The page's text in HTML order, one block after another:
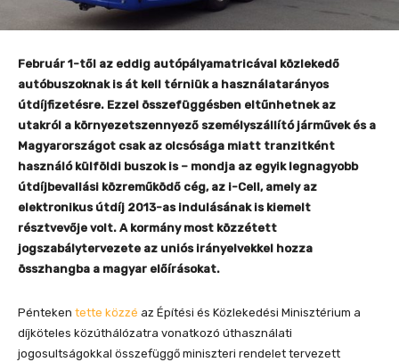
Február 1-től az eddig autópályamatricával közlekedő
autóbuszoknak is át kell térniük a használatarányos
útdíjfizetésre. Ezzel összefüggésben eltűnhetnek az
utakról a környezetszennyező személyszállító járművek és a
Magyarországot csak az olcsósága miatt tranzitként
használó külföldi buszok is – mondja az egyik legnagyobb
útdíjbevallási közreműködő cég, az i-Cell, amely az
elektronikus útdíj 2013-as indulásának is kiemelt
résztvevője volt. A kormány most közzétett
jogszabálytervezete az uniós irányelvekkel hozza
összhangba a magyar előírásokat.
Pénteken tette közzé az Építési és Közlekedési Minisztérium a
díjköteles közúthálózatra vonatkozó úthasználati
jogosultságokkal összefüggő miniszteri rendelet tervezett